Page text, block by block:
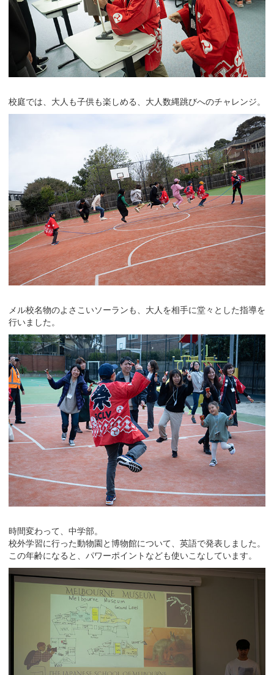
校庭では、大人も子供も楽しめる、大人数縄跳びへのチャレンジ。
メル校名物のよさこいソーランも、大人を相手に堂々とした指導を
行いました。
時間変わって、中学部。
校外学習に行った動物園と博物館について、英語で発表しました。
この年齢になると、パワーポイントなども使いこなしています。